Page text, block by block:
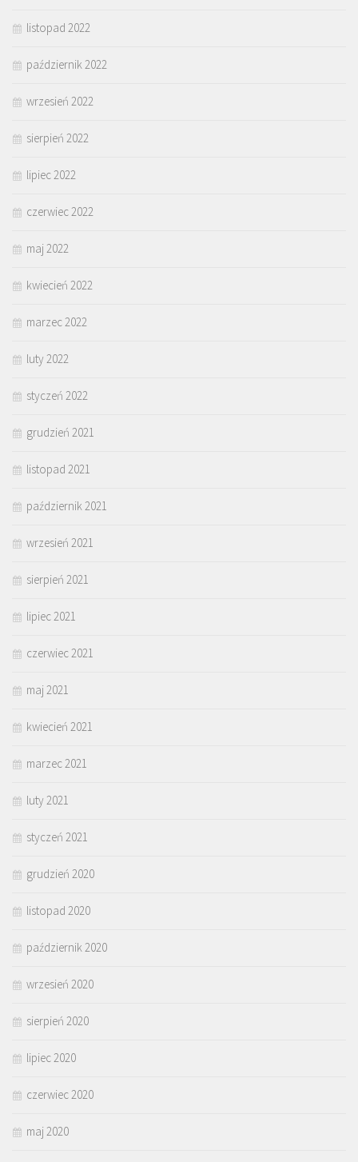
listopad 2022
październik 2022
wrzesień 2022
sierpień 2022
lipiec 2022
czerwiec 2022
maj 2022
kwiecień 2022
marzec 2022
luty 2022
styczeń 2022
grudzień 2021
listopad 2021
październik 2021
wrzesień 2021
sierpień 2021
lipiec 2021
czerwiec 2021
maj 2021
kwiecień 2021
marzec 2021
luty 2021
styczeń 2021
grudzień 2020
listopad 2020
październik 2020
wrzesień 2020
sierpień 2020
lipiec 2020
czerwiec 2020
maj 2020